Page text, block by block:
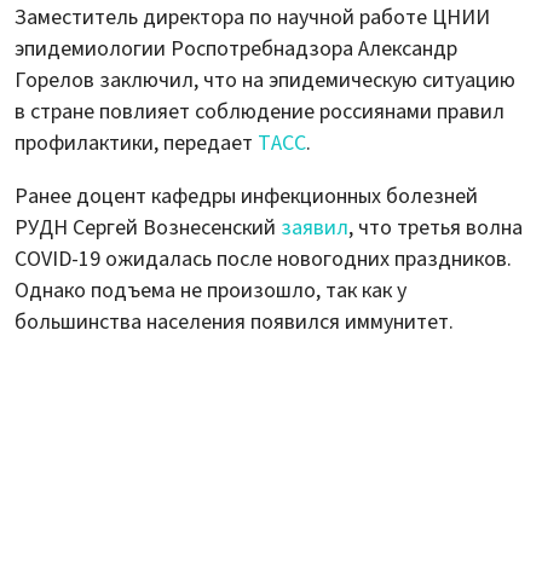
Заместитель директора по научной работе ЦНИИ
эпидемиологии Роспотребнадзора Александр
Горелов заключил, что на эпидемическую ситуацию
в стране повлияет соблюдение россиянами правил
профилактики, передает ТАСС.
Ранее доцент кафедры инфекционных болезней
РУДН Сергей Вознесенский заявил, что третья волна
COVID-19 ожидалась после новогодних праздников.
Однако подъема не произошло, так как у
большинства населения появился иммунитет.